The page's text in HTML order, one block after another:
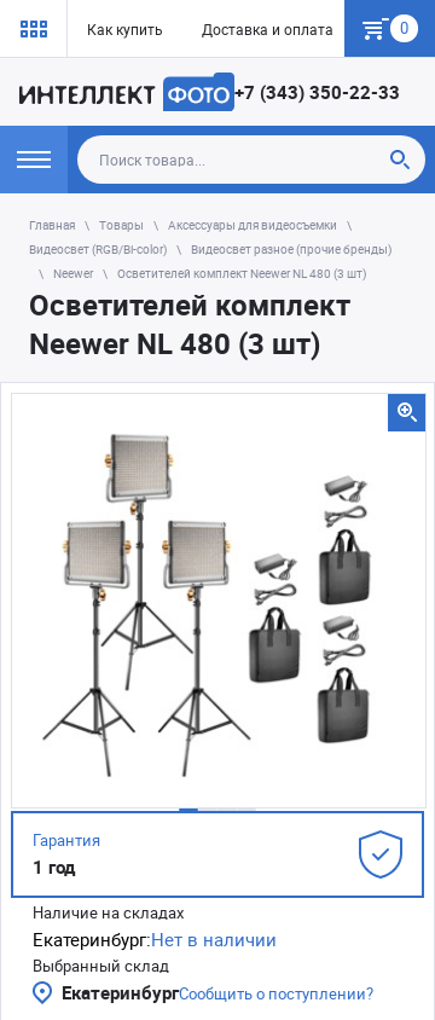
Как купить Доставка и оплата Гарантия
0
+7 (343) 350-22-33
Главная Товары
Аксессуары для видеосъемки
Видеосвет (RGB/Bi-color)
Видеосвет разное (прочие бренды)
Neewer
Осветителей комплект Neewer NL 480 (3 шт)
Осветителей комплект
Neewer NL 480 (3 шт)
Гарантия
1 год
Наличие на складах
Екатеринбург:Нет в наличии
Выбранный склад
ЕкатеринбургСообщить о поступлении?